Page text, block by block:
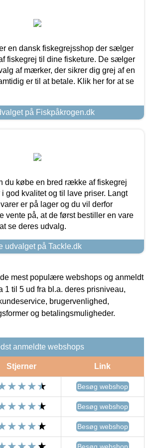
en dansk fiskegrejsshop der sælger
fiskegrej til dine fisketure. De sælger
af mærker, der sikrer dig grej af en
er til at betale. Klik her for at se
på Fiskpåkrogen.dk
du købe en bred række af fiskegrej
god kvalitet og til lave priser. Langt
er på lager og du vil derfor
vente på, at de først bestiller en vare
se deres udvalg.
udvalget på Tackle.dk
mest populære webshops og anmeldt
1 til 5 ud fra bl.a. deres prisniveau,
brugervenlighed,
og betalingsmuligheder.
anmeldte webshops
Stjerner Link
Besøg webshop
Besøg webshop
Besøg webshop